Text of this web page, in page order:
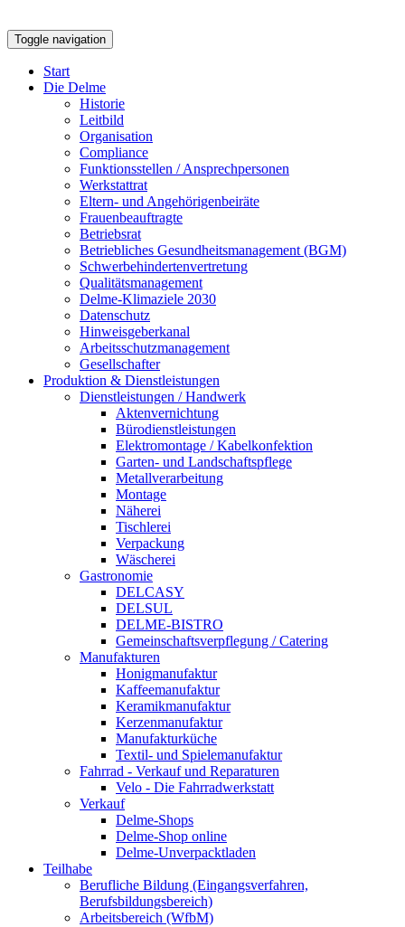
Toggle navigation
Start
Die Delme
Historie
Leitbild
Organisation
Compliance
Funktionsstellen / Ansprechpersonen
Werkstattrat
Eltern- und Angehörigenbeiräte
Frauenbeauftragte
Betriebsrat
Betriebliches Gesundheitsmanagement (BGM)
Schwerbehindertenvertretung
Qualitätsmanagement
Delme-Klimaziele 2030
Datenschutz
Hinweisgeberkanal
Arbeitsschutzmanagement
Gesellschafter
Produktion & Dienstleistungen
Dienstleistungen / Handwerk
Aktenvernichtung
Bürodienstleistungen
Elektromontage / Kabelkonfektion
Garten- und Landschaftspflege
Metallverarbeitung
Montage
Näherei
Tischlerei
Verpackung
Wäscherei
Gastronomie
DELCASY
DELSUL
DELME-BISTRO
Gemeinschaftsverpflegung / Catering
Manufakturen
Honigmanufaktur
Kaffeemanufaktur
Keramikmanufaktur
Kerzenmanufaktur
Manufakturküche
Textil- und Spielemanufaktur
Fahrrad - Verkauf und Reparaturen
Velo - Die Fahrradwerkstatt
Verkauf
Delme-Shops
Delme-Shop online
Delme-Unverpacktladen
Teilhabe
Berufliche Bildung (Eingangsverfahren,
Berufsbildungsbereich)
Arbeitsbereich (WfbM)